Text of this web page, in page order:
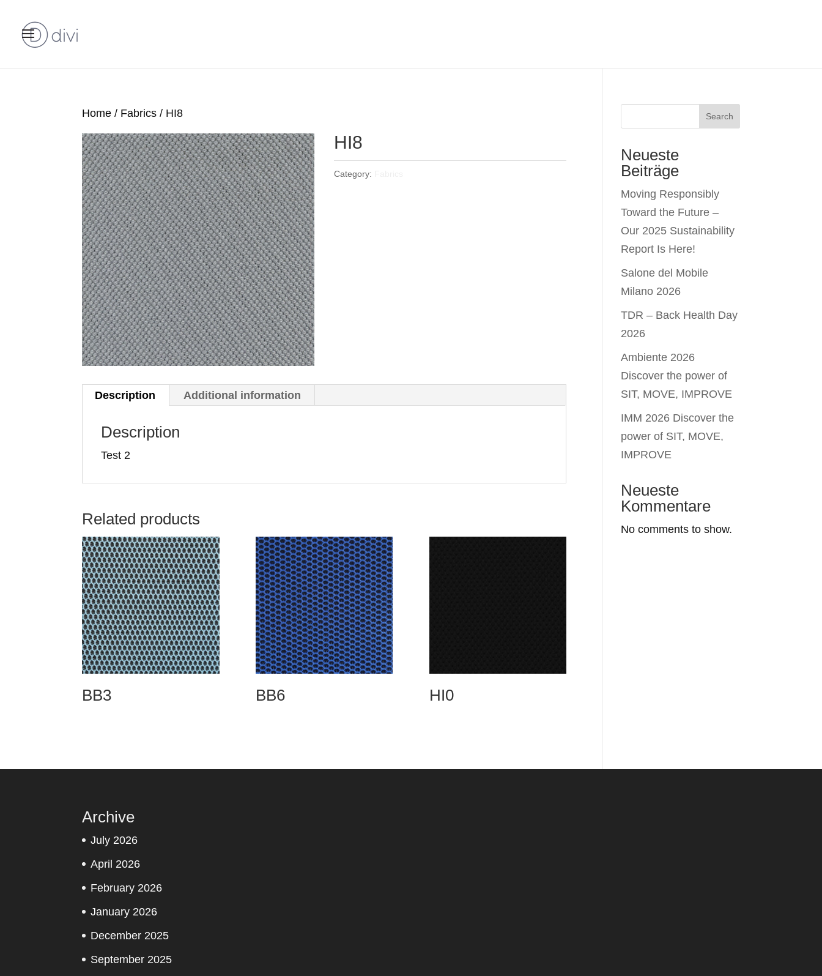
Home / Fabrics / HI8
HI8
Category:
Description Additional information
Description
Test 2
Related products
BB3 BB6 HI0
Search
Neueste
Beiträge
Moving Responsibly
Toward the Future –
Our 2025 Sustainability
Report Is Here!
Salone del Mobile
Milano 2026
TDR – Back Health Day
2026
Ambiente 2026
Discover the power of
SIT, MOVE, IMPROVE
IMM 2026 Discover the
power of SIT, MOVE,
IMPROVE
Neueste
Kommentare
No comments to show.
Archive
July 2026
April 2026
February 2026
January 2026
December 2025
September 2025